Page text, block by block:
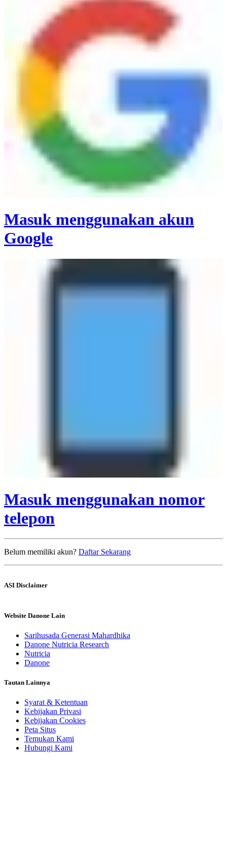
Masuk menggunakan akun
Google
Masuk menggunakan nomor
telepon
Belum memiliki akun? Daftar Sekarang
ASI Disclaimer
Website Danone Lain
Sarihusada Generasi Mahardhika
Danone Nutricia Research
Nutricia
Danone
Tautan Lainnya
Syarat & Ketentuan
Kebijakan Privasi
Kebijakan Cookies
Peta Situs
Temukan Kami
Hubungi Kami